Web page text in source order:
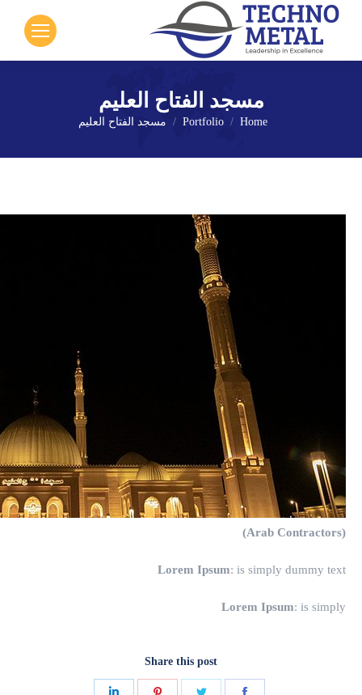
مسجد الفتاح العليم
You are here:
Home
Portfolio مسجد الفتاح العليم
(Arab Contractors)
Lorem Ipsum: is simply dummy text
Lorem Ipsum: is simply
Share this post